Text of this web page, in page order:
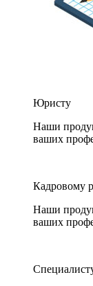
Юристу
Наши
ваших
Кадровому
Наши
ваших